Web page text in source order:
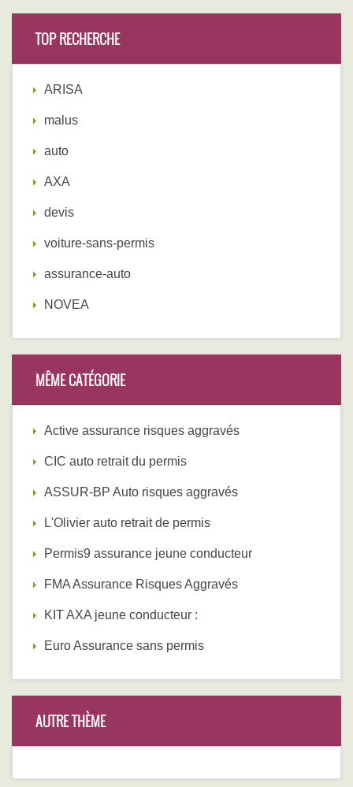
TOP RECHERCHE
ARISA
malus
auto
AXA
devis
voiture-sans-permis
assurance-auto
NOVEA
MÊME CATÉGORIE
Active assurance risques aggravés
CIC auto retrait du permis
ASSUR-BP Auto risques aggravés
L'Olivier auto retrait de permis
Permis9 assurance jeune conducteur
FMA Assurance Risques Aggravés
KIT AXA jeune conducteur :
Euro Assurance sans permis
AUTRE THÈME